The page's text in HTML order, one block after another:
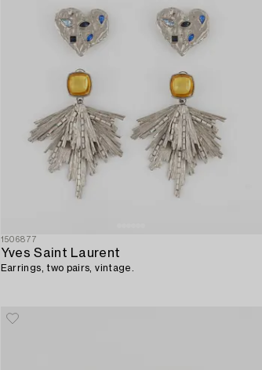
1506877
Yves Saint Laurent
Earrings, two pairs, vintage.